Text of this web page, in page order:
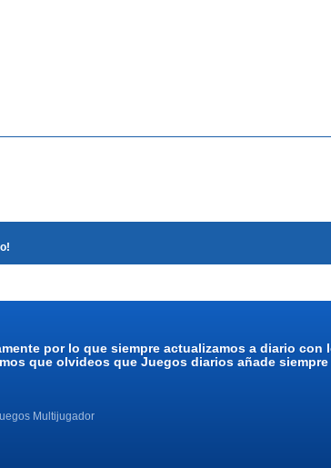
por lo que siempre actualizamos a diario
que olvideos que Juegos diarios añade
Multijugador